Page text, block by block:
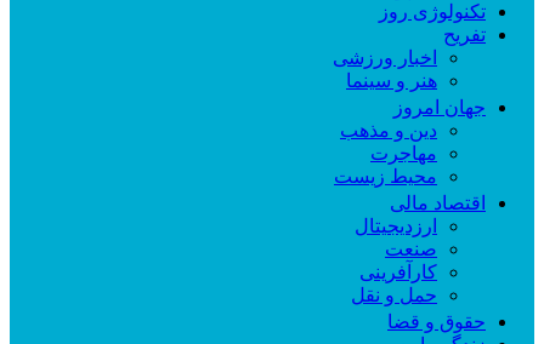
تکنولوژی روز
تفریح
اخبار ورزشی
هنر و سینما
جهان امروز
دین و مذهب
مهاجرت
محیط زیست
اقتصاد مالی
ارزدیجیتال
صنعت
کارآفرینی
حمل و نقل
حقوق و قضا